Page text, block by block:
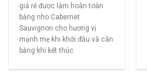
giá rẻ được làm hoàn toàn
bằng nho Cabernet
Sauvignon cho hương vị
mạnh mẹ khi khởi đầu và cân
bằng khi kết thúc